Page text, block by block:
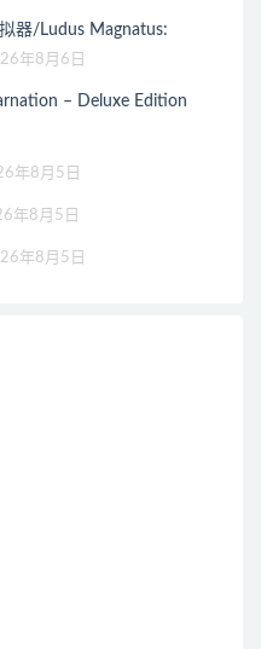
器/Ludus Magnatus:
年8月6日
– Deluxe Edition
年8月5日
年8月5日
年8月5日